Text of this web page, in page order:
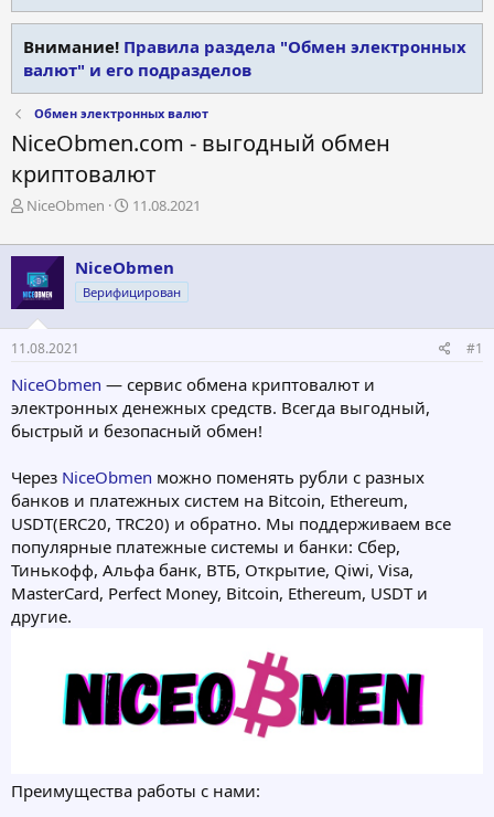
Внимание! Правила раздела "Обмен электронных
валют" и его подразделов
Обмен электронных валют
NiceObmen.com - выгодный обмен
криптовалют
А
т
р
т
е
м
ы
NiceObmen
Д
т
а
н
а
ч
л
а
11.08.2021
NiceObmen
Верифицирован
11.08.2021 #1
NiceObmen — сервис обмена криптовалют и
электронных денежных средств. Всегда выгодный,
быстрый и безопасный обмен!
Через NiceObmen можно поменять рубли с разных
банков и платежных систем на Bitcoin, Ethereum,
USDT(ERC20, TRC20) и обратно. Мы поддерживаем все
популярные платежные системы и банки: Сбер,
Тинькофф, Альфа банк, ВТБ, Открытие, Qiwi, Visa,
MasterCard, Perfect Money, Bitcoin, Ethereum, USDT и
другие.
Преимущества работы с нами: